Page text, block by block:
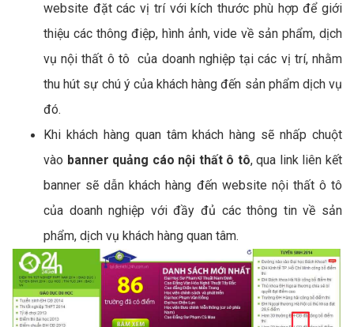
website đặt các vị trí với kích thước phù hợp để giới
thiệu các thông điệp, hình ảnh, vide về sản phẩm, dịch
vụ nội thất ô tô của doanh nghiệp tại các vị trí, nhằm
thu hút sự chú ý của khách hàng đến sản phẩm dịch vụ
đó.
Khi khách hàng quan tâm khách hàng sẽ nhấp chuột
vào banner quảng cáo nội thất ô tô, qua link liên kết
banner sẽ dẫn khách hàng đến website nội thất ô tô
của doanh nghiệp với đầy đủ các thông tin về sản
phẩm, dịch vụ khách hàng quan tâm.